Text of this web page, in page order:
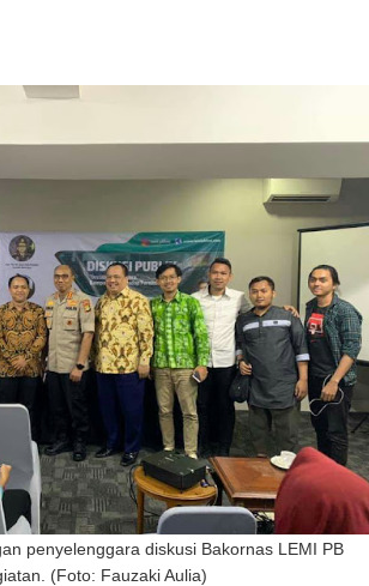
penyelenggara diskusi Bakornas LEMI PB
(Foto: Fauzaki Aulia)